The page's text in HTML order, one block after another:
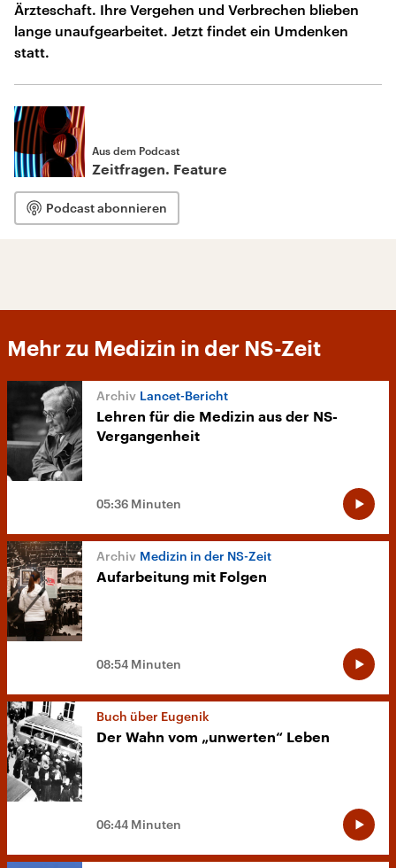
Ärzteschaft. Ihre Vergehen und Verbrechen blieben
lange unaufgearbeitet. Jetzt findet ein Umdenken
statt.
Aus dem Podcast
Zeitfragen. Feature
Podcast abonnieren
Mehr zu Medizin in der NS-Zeit
Lancet-Bericht
Lehren für die Medizin aus der NS-
Vergangenheit
05:36 Minuten
Medizin in der NS-Zeit
Aufarbeitung mit Folgen
08:54 Minuten
Buch über Eugenik
Der Wahn vom „unwerten“ Leben
06:44 Minuten